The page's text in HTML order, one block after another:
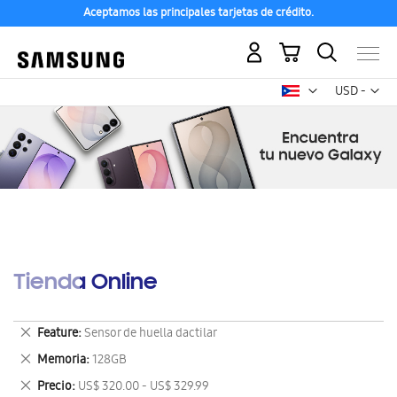
Aceptamos las principales tarjetas de crédito.
USD -
dólar
Mi carrito
Tienda Online
Feature Sensor de huella dactilar
Eliminar
este
artículo
Memoria 128GB
Eliminar
este
Precio US$ 320.00 - US$ 329.99
Eliminar